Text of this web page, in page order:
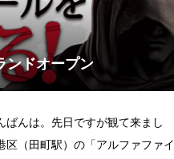
検定通過状況
ンドオープン
ばんは。先日ですが観て来まし
区（田町駅）の「アルファファイ